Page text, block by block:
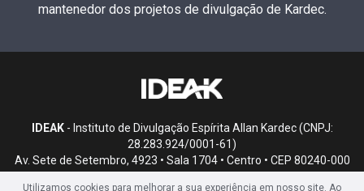
mantenedor dos projetos de divulgação de Kardec.
IDEAK- Instituto de Divulgação Espírita Allan Kardec (CNPJ:
28.283.924/0001-61)
Av. Sete de Setembro, 4923 • Sala 1704 • Centro • CEP 80240-000
Utilizamos cookies para melhorar a sua experiência em nosso site. Ao